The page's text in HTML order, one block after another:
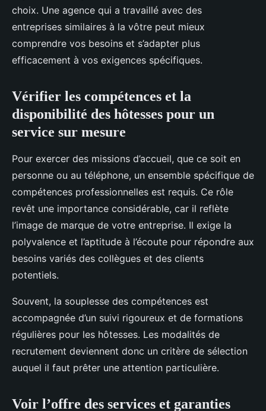
choix. Une agence qui a travaillé avec des
entreprises similaires à la vôtre peut mieux
comprendre vos besoins et s’adapter plus
efficacement à vos exigences spécifiques.
Vérifier les compétences et la
disponibilité des hôtesses pour un
service sur mesure
Pour exercer des missions d’accueil, que ce soit en
personne ou au téléphone, un ensemble spécifique de
compétences professionnelles est requis. Ce rôle
revêt une importance considérable, car il reflète
l’image de marque de votre entreprise. Il exige la
polyvalence et l’aptitude à l’écoute pour répondre aux
besoins variés des collègues et des clients
potentiels.
Souvent, la souplesse des compétences est
accompagnée d’un suivi rigoureux et de formations
régulières pour les hôtesses. Les modalités de
recrutement deviennent donc un critère de sélection
auquel il faut prêter une attention particulière.
Voir l’offre des services et garanties